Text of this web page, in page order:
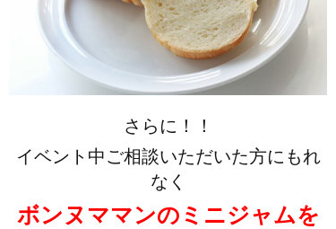
さらに！！
イベント中ご相談いただいた方にもれ
なく
ボンヌママンのミニジャムを